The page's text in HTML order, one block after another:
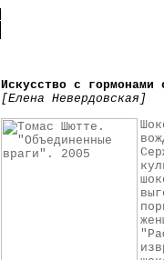
Искусство с гормонами
[Елена Невердовская]